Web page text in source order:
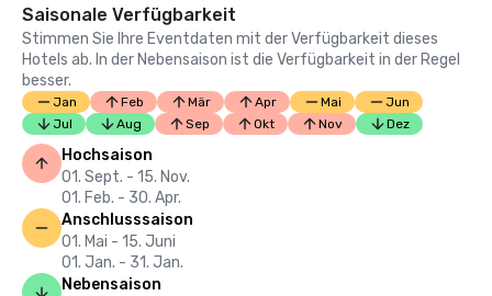
Saisonale Verfügbarkeit
Stimmen Sie Ihre Eventdaten mit der Verfügbarkeit dieses
Hotels ab. In der Nebensaison ist die Verfügbarkeit in der Regel
besser.
Jan Feb Mär Apr Mai
Jun
Jul
Aug Sep Okt Nov Dez
Hochsaison
01. Sept. - 15. Nov.
01. Feb. - 30. Apr.
Anschlusssaison
01. Mai - 15. Juni
01. Jan. - 31. Jan.
Nebensaison